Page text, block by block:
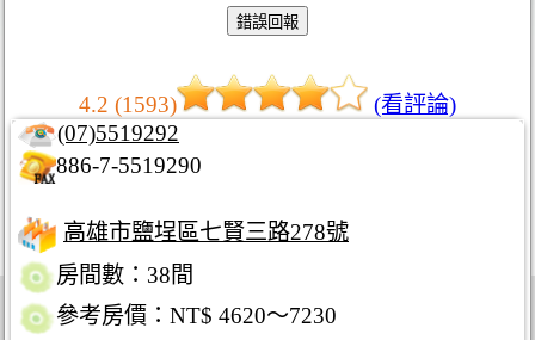
4.2 (1593)
(看評論)
(07)5519292
886-7-5519290
高雄市鹽埕區七賢三路278號
房間數：38間
參考房價：NT$ 4620～7230